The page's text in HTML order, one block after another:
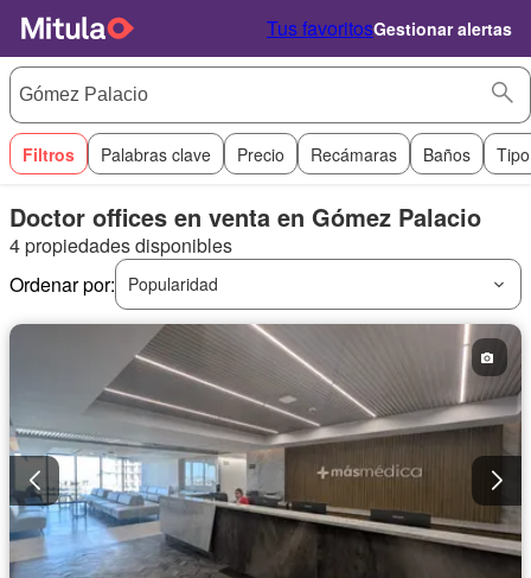
Tus favoritosGestionar alertas
Filtros Palabras clave Precio Recámaras Baños
Doctor offices en venta en Gómez Palacio
4 propiedades disponibles
Ordenar por:
Popularidad